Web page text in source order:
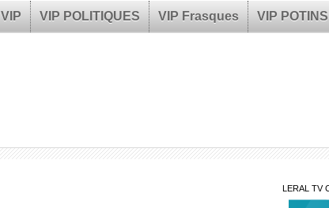
VIP POLITIQUES VIP Frasques VIP POTINS
LERAL TV